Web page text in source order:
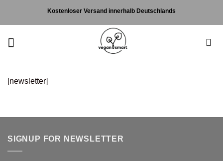
Kostenloser Versand innerhalb Deutschlands
[newsletter]
SIGNUP FOR NEWSLETTER